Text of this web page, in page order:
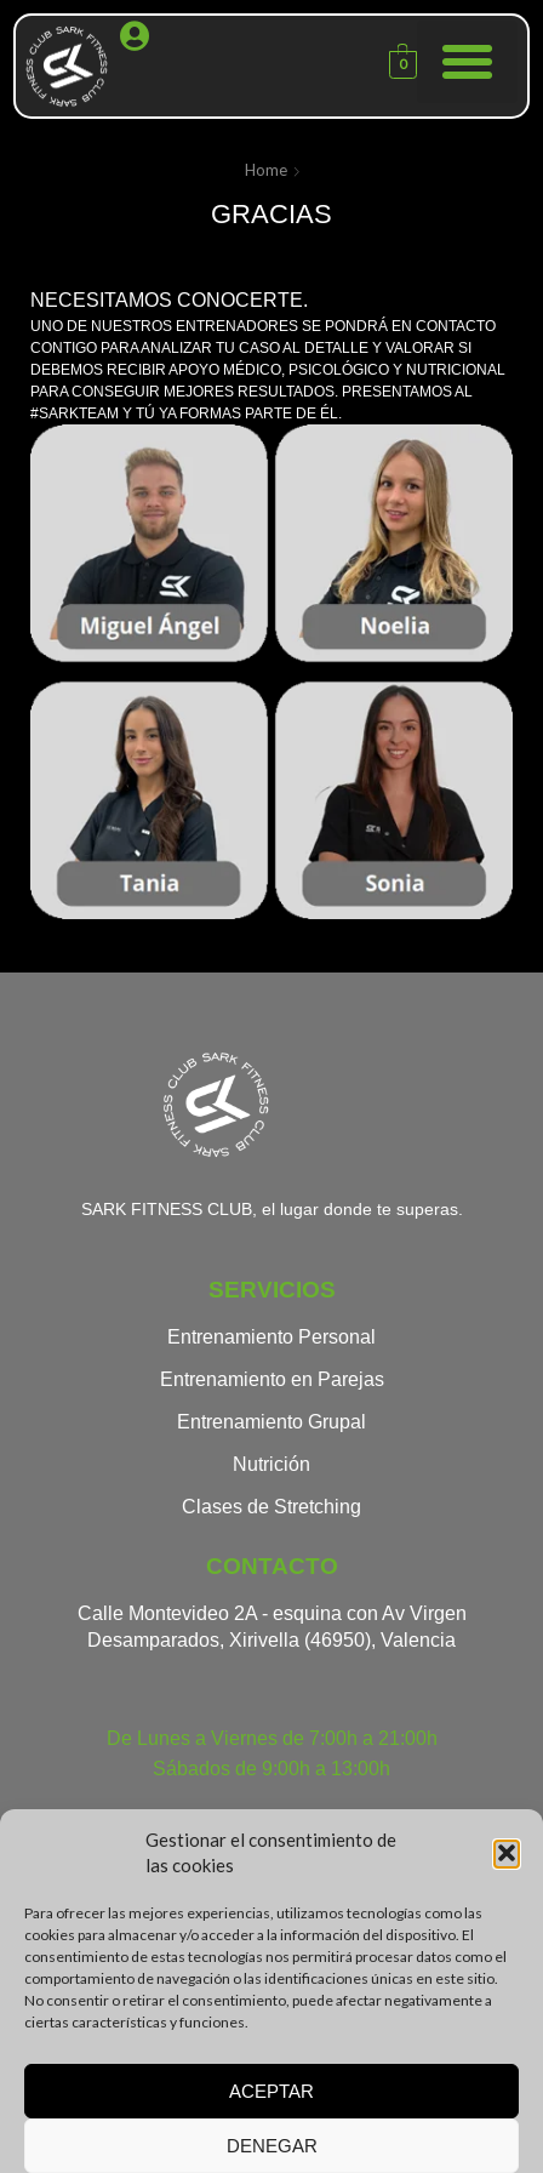
Gestionar el consentimiento de
las cookies
Para ofrecer las mejores experiencias, utilizamos tecnologías como las
cookies para almacenar y/o acceder a la información del dispositivo. El
consentimiento de estas tecnologías nos permitirá procesar datos como el
comportamiento de navegación o las identificaciones únicas en este sitio.
No consentir o retirar el consentimiento, puede afectar negativamente a
ciertas características y funciones.
ACEPTAR
DENEGAR
0
Home
GRACIAS
NECESITAMOS CONOCERTE.
UNO DE NUESTROS ENTRENADORES SE PONDRÁ EN CONTACTO
CONTIGO PARA ANALIZAR TU CASO AL DETALLE Y VALORAR SI
DEBEMOS RECIBIR APOYO MÉDICO, PSICOLÓGICO Y NUTRICIONAL
PARA CONSEGUIR MEJORES RESULTADOS. PRESENTAMOS AL
#SARKTEAM Y TÚ YA FORMAS PARTE DE ÉL.
SARK FITNESS CLUB, el lugar donde te superas.
SERVICIOS
Entrenamiento Personal
Entrenamiento en Parejas
Entrenamiento Grupal
Nutrición
Clases de Stretching
CONTACTO
Calle Montevideo 2A - esquina con Av Virgen
Desamparados, Xirivella (46950), Valencia
De Lunes a Viernes de 7:00h a 21:00h
Sábados de 9:00h a 13:00h